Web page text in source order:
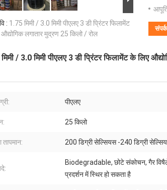
: 1.75 मिमी / 3.0 मिमी पीएलए 3 डी प्रिंटर फिलामेंट
लगातार मुद्रण 25 किलो / रोल
/ 3.0 मिमी पीएलए 3 डी प्रिंटर फिलामेंट के लिए
पीएलए
25 किलो
तापमान: 200 डिग्री सेल्सियस -240 डिग्री
Biodegradable, छोटे संकोचन, गैर
प्रदर्शन में स्थिर हो सकता है